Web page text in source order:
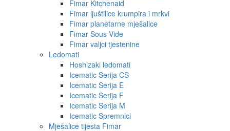
Fimar Kitchenaid
Fimar ljuštilice krumpira i mrkvi
Fimar planetarne mješalice
Fimar Sous Vide
Fimar valjci tjestenine
Ledomati
Hoshizaki ledomati
Icematic Serija CS
Icematic Serija E
Icematic Serija F
Icematic Serija M
Icematic Spremnici
Mješalice tijesta Fimar